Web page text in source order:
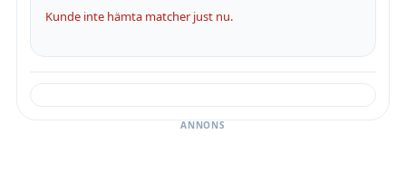
Kunde inte hämta matcher just nu.
ANNONS